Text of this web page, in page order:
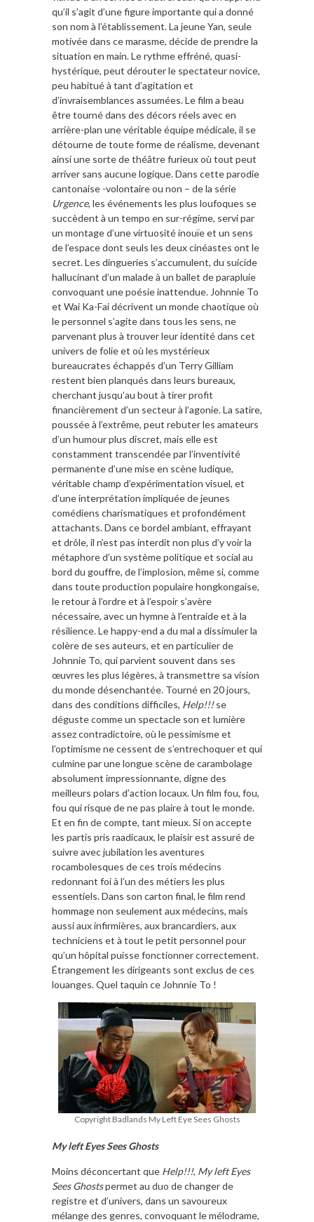
qu’il s’agit d’une figure importante qui a donné
son nom à l’établissement. La jeune Yan, seule
motivée dans ce marasme, décide de prendre la
situation en main. Le rythme effréné, quasi-
hystérique, peut dérouter le spectateur novice,
peu habitué à tant d’agitation et
d’invraisemblances assumées. Le film a beau
être tourné dans des décors réels avec en
arrière-plan une véritable équipe médicale, il se
détourne de toute forme de réalisme, devenant
ainsi une sorte de théâtre furieux où tout peut
arriver sans aucune logique. Dans cette parodie
cantonaise -volontaire ou non – de la série
Urgence, les événements les plus loufoques se
succèdent à un tempo en sur-régime, servi par
un montage d’une virtuosité inouïe et un sens
de l’espace dont seuls les deux cinéastes ont le
secret. Les dingueries s’accumulent, du suicide
hallucinant d’un malade à un ballet de parapluie
convoquant une poésie inattendue. Johnnie To
et Wai Ka-Fai décrivent un monde chaotique où
le personnel s’agite dans tous les sens, ne
parvenant plus à trouver leur identité dans cet
univers de folie et où les mystérieux
bureaucrates échappés d’un Terry Gilliam
restent bien planqués dans leurs bureaux,
cherchant jusqu’au bout à tirer profit
financièrement d’un secteur à l’agonie. La satire,
poussée à l’extrême, peut rebuter les amateurs
d’un humour plus discret, mais elle est
constamment transcendée par l’inventivité
permanente d’une mise en scène ludique,
véritable champ d’expérimentation visuel, et
d’une interprétation impliquée de jeunes
comédiens charismatiques et profondément
attachants. Dans ce bordel ambiant, effrayant
et drôle, il n’est pas interdit non plus d’y voir la
métaphore d’un système politique et social au
bord du gouffre, de l’implosion, même si, comme
dans toute production populaire hongkongaise,
le retour à l’ordre et à l’espoir s’avère
nécessaire, avec un hymne à l’entraide et à la
résilience. Le happy-end a du mal a dissimuler la
colère de ses auteurs, et en particulier de
Johnnie To, qui parvient souvent dans ses
œuvres les plus légères, à transmettre sa vision
du monde désenchantée. Tourné en 20 jours,
dans des conditions difficiles, Help!!!se
déguste comme un spectacle son et lumière
assez contradictoire, où le pessimisme et
l’optimisme ne cessent de s’entrechoquer et qui
culmine par une longue scène de carambolage
absolument impressionnante, digne des
meilleurs polars d’action locaux. Un film fou, fou,
fou qui risque de ne pas plaire à tout le monde.
Et en fin de compte, tant mieux. Si on accepte
les partis pris raadicaux, le plaisir est assuré de
suivre avec jubilation les aventures
rocambolesques de ces trois médecins
redonnant foi à l’un des métiers les plus
essentiels. Dans son carton final, le film rend
hommage non seulement aux médecins, mais
aussi aux infirmières, aux brancardiers, aux
techniciens et à tout le petit personnel pour
qu’un hôpital puisse fonctionner correctement.
Étrangement les dirigeants sont exclus de ces
louanges. Quel taquin ce Johnnie To !
Copyright Badlands My Left Eye Sees Ghosts
My left Eyes Sees Ghosts
Moins déconcertant que Help!!!, My left Eyes
Sees Ghostspermet au duo de changer de
registre et d’univers, dans un savoureux
mélange des genres, convoquant le mélodrame,